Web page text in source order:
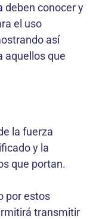
deben conocer y
el uso
así
aquellos que
la fuerza
y la
que portan.
por estos
transmitir